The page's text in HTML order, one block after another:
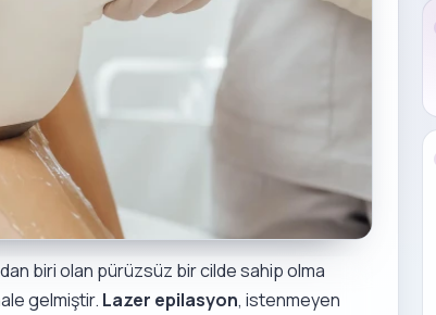
biri olan pürüzsüz bir cilde sahip olma
gelmiştir. Lazer epilasyon, istenmeyen